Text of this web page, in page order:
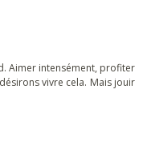
Aimer intensément, profiter
vivre cela. Mais jouir